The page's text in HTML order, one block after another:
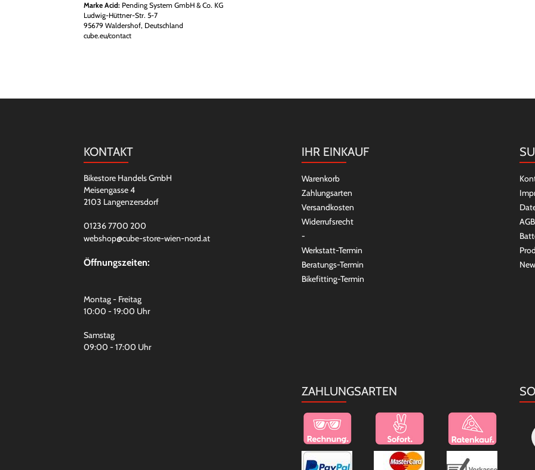
Marke Acid:Pending System GmbH & Co. KG
Ludwig-Hüttner-Str. 5-7
95679 Waldershof, Deutschland
cube.eu/contact
KONTAKT
Bikestore Handels GmbH
Meisengasse 4
2103 Langenzersdorf
01236 7700 200
webshop@cube-store-wien-nord.at
Öffnungszeiten:
Montag - Freitag
10:00 - 19:00 Uhr
Samstag
09:00 - 17:00 Uhr
IHR EINKAUF
Warenkorb
Zahlungsarten
Versandkosten
Widerrufsrecht
-
Werkstatt-Termin
Beratungs-Termin
Bikefitting-Termin
AGB
ZAHLUNGSARTEN